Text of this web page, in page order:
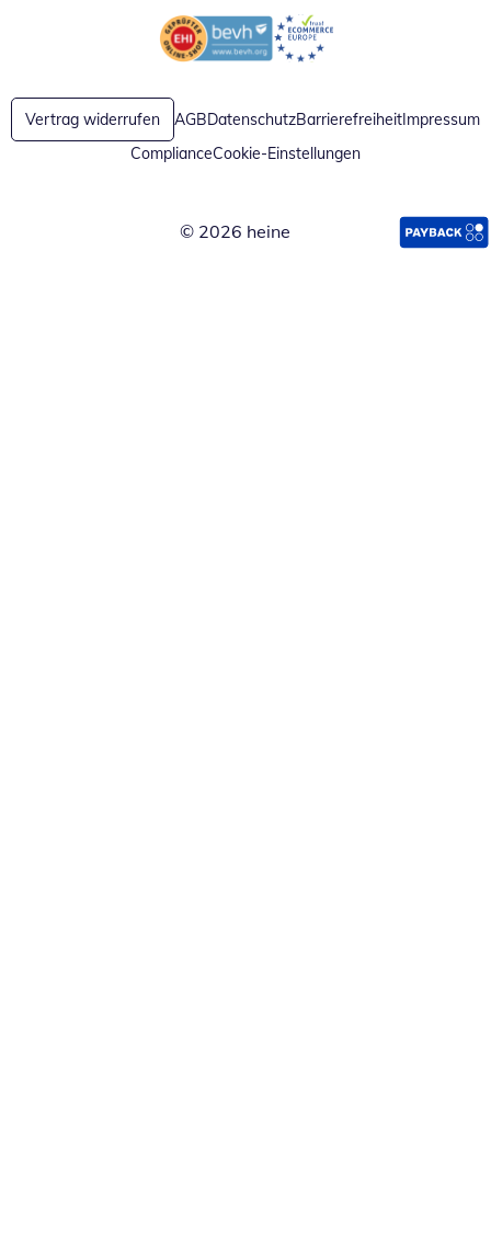
Öffnet in neuem FensterÖffnet in neuem Fenster
Vertrag widerrufen AGBDatenschutzBarrierefreiheitImpressum
ComplianceCookie-Einstellungen
© 2026 heine